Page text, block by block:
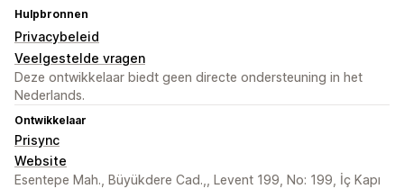
Hulpbronnen
Privacybeleid
Veelgestelde vragen
Deze ontwikkelaar biedt geen directe ondersteuning in het
Nederlands.
Ontwikkelaar
Prisync
Website
Esentepe Mah., Büyükdere Cad.,, Levent 199, No: 199, İç Kapı